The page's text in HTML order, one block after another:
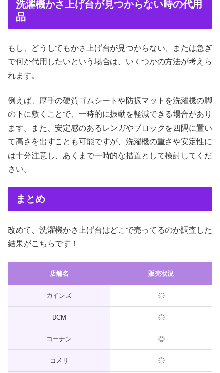
洗濯機かさ上げ台が見つからない時の代用
品
もし、どうしてもかさ上げ台が見つからない、または急ぎ
で何か代用したいという場合は、いくつかの方法が考えら
れます。
例えば、厚手の硬質ゴムシートや防振マットを洗濯機の脚
の下に敷くことで、一時的に振動を軽減できる場合があり
ます。また、安定感のあるレンガやブロックを四隅に置い
て高さを出すことも可能ですが、洗濯機の重さや安定性に
は十分注意し、あくまで一時的な措置として検討してくだ
さい。
まとめ
改めて、洗濯機かさ上げ台はどこで売ってるのか調査した
結果がこちらです！
店舗名 販売状況
カインズ ◎
DCM ◎
コーナン ◎
コメリ ◎